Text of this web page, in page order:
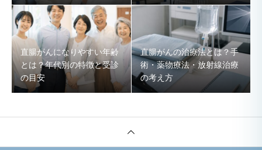
直腸がんになりやすい年齢
とは？年代別の特徴と受診
の目安
直腸がんの治療法とは？手
術・薬物療法・放射線治療
の考え方